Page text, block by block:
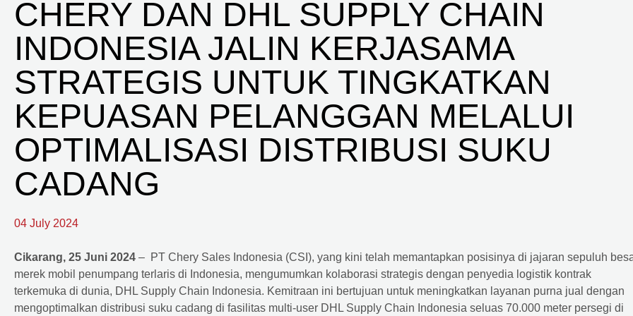
CHERY DAN DHL SUPPLY CHAIN
INDONESIA JALIN KERJASAMA
STRATEGIS UNTUK TINGKATKAN
KEPUASAN PELANGGAN MELALUI
OPTIMALISASI DISTRIBUSI SUKU
CADANG
04 July 2024
Cikarang, 25 Juni 2024 – PT Chery Sales Indonesia (CSI), yang kini telah memantapkan posisinya di jajaran sepuluh
merek mobil penumpang terlaris di Indonesia, mengumumkan kolaborasi strategis dengan penyedia logistik kontrak
terkemuka di dunia, DHL Supply Chain Indonesia. Kemitraan ini bertujuan untuk meningkatkan layanan purna jual dengan
mengoptimalkan distribusi suku cadang di fasilitas multi-user DHL Supply Chain Indonesia seluas 70.000 meter persegi di